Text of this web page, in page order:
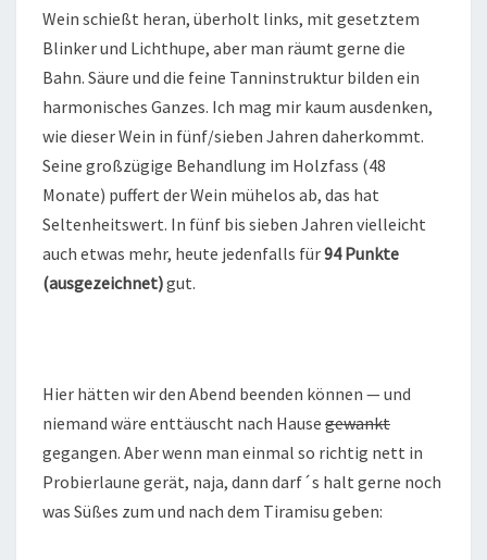
Wein schießt heran, überholt links, mit gesetztem
Blinker und Lichthupe, aber man räumt gerne die
Bahn. Säure und die feine Tanninstruktur bilden ein
harmonisches Ganzes. Ich mag mir kaum ausdenken,
wie dieser Wein in fünf/sieben Jahren daherkommt.
Seine großzügige Behandlung im Holzfass (48
Monate) puffert der Wein mühelos ab, das hat
Seltenheitswert. In fünf bis sieben Jahren vielleicht
auch etwas mehr, heute jedenfalls für94 Punkte
(ausgezeichnet)gut.
Hier hätten wir den Abend beenden können — und
niemand wäre enttäuscht nach Hause gewankt
gegangen. Aber wenn man einmal so richtig nett in
Probierlaune gerät, naja, dann darf´s halt gerne noch
was Süßes zum und nach dem Tiramisu geben: